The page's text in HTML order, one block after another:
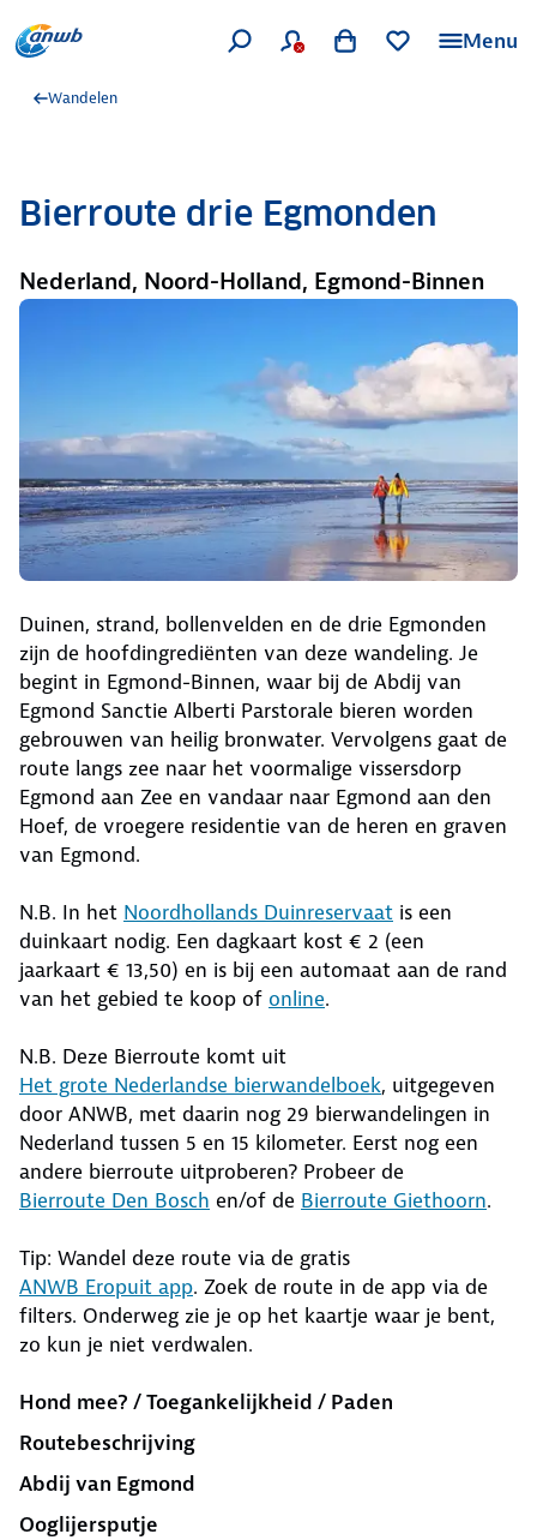
Menu
Wandelen
Bierroute drie Egmonden
Nederland, Noord-Holland, Egmond-Binnen
Duinen, strand, bollenvelden en de drie Egmonden
zijn de hoofdingrediënten van deze wandeling. Je
begint in Egmond-Binnen, waar bij de Abdij van
Egmond Sanctie Alberti Parstorale bieren worden
gebrouwen van heilig bronwater. Vervolgens gaat de
route langs zee naar het voormalige vissersdorp
Egmond aan Zee en vandaar naar Egmond aan den
Hoef, de vroegere residentie van de heren en graven
van Egmond.
N.B. In het Noordhollands Duinreservaat is een
duinkaart nodig. Een dagkaart kost € 2 (een
jaarkaart € 13,50) en is bij een automaat aan de rand
van het gebied te koop of online.
N.B. Deze Bierroute komt uit
Het grote Nederlandse bierwandelboek, uitgegeven
door ANWB, met daarin nog 29 bierwandelingen in
Nederland tussen 5 en 15 kilometer. Eerst nog een
andere bierroute uitproberen? Probeer de
Bierroute Den Bosch en/of de Bierroute Giethoorn.
Tip: Wandel deze route via de gratis
ANWB Eropuit app. Zoek de route in de app via de
filters. Onderweg zie je op het kaartje waar je bent,
zo kun je niet verdwalen.
Hond mee? / Toegankelijkheid / Paden
Routebeschrijving
Abdij van Egmond
Ooglijersputje